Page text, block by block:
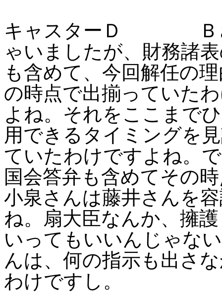
キャスターＤ Ｂさ
ゃいましたが、財務諸
も含めて、今回解任の
の時点で出揃っていた
よね。それをここまで
用できるタイミングを
ていたわけですよね。
国会答弁も含めてその
小泉さんは藤井さんを
ね。扇大臣なんか、擁
いってもいいんじゃな
んは、何の指示も出さ
わけですし。